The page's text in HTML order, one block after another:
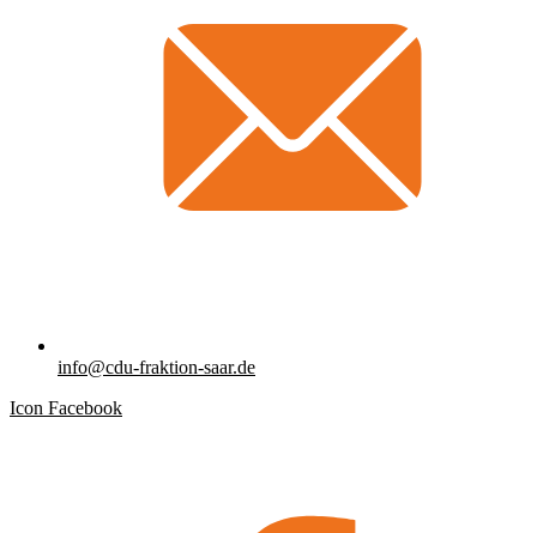
info@cdu-fraktion-saar.de
Icon Facebook